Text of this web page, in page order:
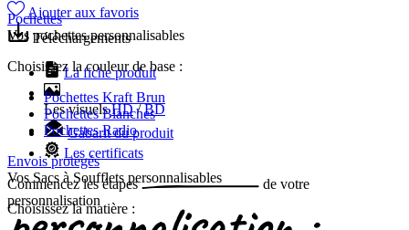
Pochettes
Vos pochettes personnalisables
Choisissez la couleur de base :
Pochettes Kraft Brun
Pochettes Blanches
Pochettes Radio
Envois protégés
Vos Sacs à Soufflets personnalisables
Choisissez la matière :
Ajouter aux favoris
Téléchargements
La fiche produit
Les visuels HD / BD
Gabarit du produit
Les certificats
Commencez les étapes
de votre
personnalisation